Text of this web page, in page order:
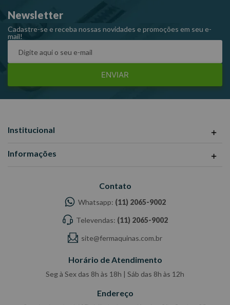
Newsletter
Cadastre-se e receba nossas novidades e promoções em seu e-
mail!
ENVIAR
Institucional
Informações
Contato
Whatsapp: (11) 2065-9002
Televendas: (11) 2065-9002
site@fermaquinas.com.br
Horário de Atendimento
Seg à Sex das 8h às 18h | Sáb das 8h às 12h
Endereço